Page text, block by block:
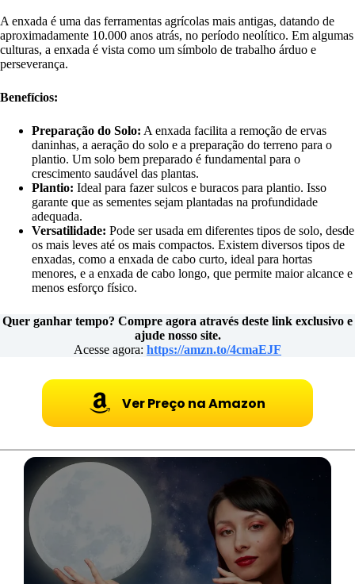
A enxada é uma das ferramentas agrícolas mais antigas, datando de
aproximadamente 10.000 anos atrás, no período neolítico. Em algumas
culturas, a enxada é vista como um símbolo de trabalho árduo e
perseverança.
Benefícios:
Preparação do Solo: A enxada facilita a remoção de ervas
daninhas, a aeração do solo e a preparação do terreno para o
plantio. Um solo bem preparado é fundamental para o
crescimento saudável das plantas.
Plantio: Ideal para fazer sulcos e buracos para plantio. Isso
garante que as sementes sejam plantadas na profundidade
adequada.
Versatilidade: Pode ser usada em diferentes tipos de solo, desde
os mais leves até os mais compactos. Existem diversos tipos de
enxadas, como a enxada de cabo curto, ideal para hortas
menores, e a enxada de cabo longo, que permite maior alcance e
menos esforço físico.
Quer ganhar tempo? Compre agora através deste link exclusivo e
ajude nosso site.
Acesse agora: https://amzn.to/4cmaEJF
Ver Preço na Amazon